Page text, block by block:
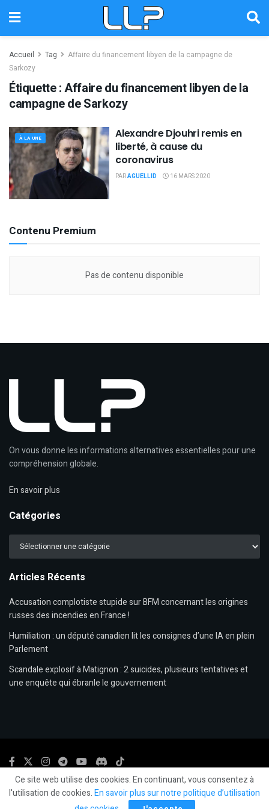
Accueil Tag
Affaire du financement libyen de la campagne de
Sarkozy
Étiquette :Affaire du financement libyen de la
campagne de Sarkozy
À LA UNE
Alexandre Djouhri remis en
liberté, à cause du
coronavirus
PARAGUELLID 16 MARS 2020
Contenu Premium
Pas de contenu disponible
On vous donne les informations alternatives essentielles pour une
compréhension globale.
En savoir plus
Catégories
Catégories
Articles Récents
Accusation complotiste stupide sur BFM concernant les origines
russes des incendies en France !
Humiliation : un député canadien lit les consignes d’une IA en plein
Parlement
Scandale explosif à Matignon : 2 suicides, plusieurs tentatives et
une enquête qui ébranle le gouvernement
© 2024LLP - LeLibrePenseur.org et Les Editions Fiat Lux-Mentions légales.
Ce site web utilise des cookies. En continuant, vous consentez à
l'utilisation de cookies.En savoir plus sur notre politique d’utilisation